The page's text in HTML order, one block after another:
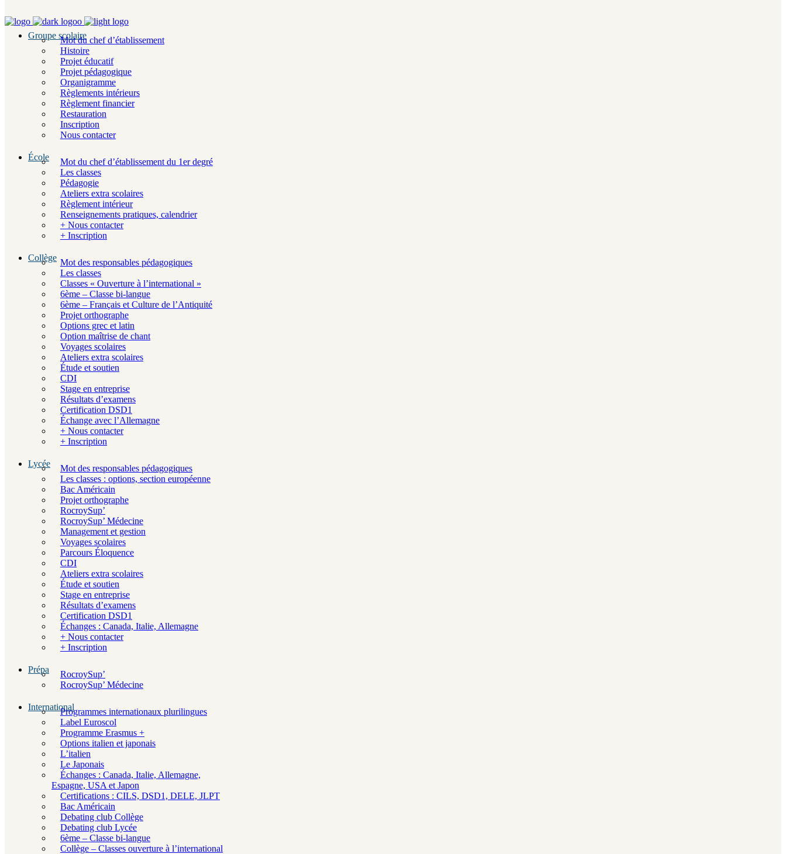
Groupe scolaireMot du chef d’établissement
Histoire
Projet éducatif
Projet pédagogique
Organigramme
Règlements intérieurs
Règlement financier
Restauration
Inscription
Nous contacter
École
Mot du chef d’établissement du 1er degré
Les classes
Pédagogie
Ateliers extra scolaires
Règlement intérieur
Renseignements pratiques, calendrier
+ Nous contacter
+ Inscription
Collège Mot des responsables pédagogiques
Les classes
Classes « Ouverture à l’international »
6ème – Classe bi-langue
6ème – Français et Culture de l’Antiquité
Projet orthographe
Options grec et latin
Option maîtrise de chant
Voyages scolaires
Ateliers extra scolaires
Étude et soutien
CDI
Stage en entreprise
Résultats d’examens
Certification DSD1
Échange avec l’Allemagne
+ Nous contacter
+ Inscription
Lycée
Mot des responsables pédagogiques
Les classes : options, section européenne
Bac Américain
Projet orthographe
RocroySup’
RocroySup’ Médecine
Management et gestion
Voyages scolaires
Parcours Éloquence
CDI
Ateliers extra scolaires
Étude et soutien
Stage en entreprise
Résultats d’examens
Certification DSD1
Échanges : Canada, Italie, Allemagne
+ Nous contacter
+ Inscription
Prépa
RocroySup’
RocroySup’ Médecine
InternationalProgrammes internationaux plurilingues
Label Euroscol
Programme Erasmus +
Options italien et japonais
L’italien
Le Japonais
Échanges : Canada, Italie, Allemagne,
Espagne, USA et Japon
Certifications : CILS, DSD1, DELE, JLPT
Bac Américain
Debating club Collège
Debating club Lycée
6ème – Classe bi-langue
Collège – Classes ouverture à l’international